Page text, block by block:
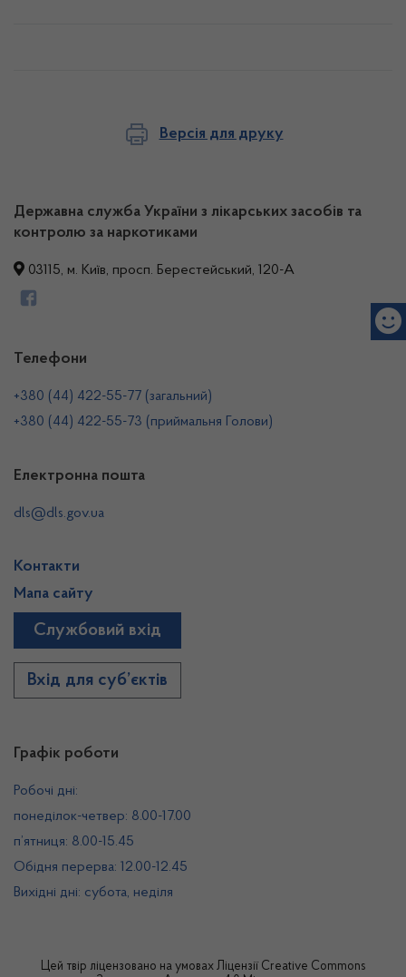
Версія для друку
Державна служба України з лікарських засобів та
контролю за наркотиками
03115, м. Київ, просп. Берестейський, 120-А
Графік роботи
Робочі дні:
понеділок-четвер: 8.00-17.00
п’ятниця: 8.00-15.45
Обідня перерва: 12.00-12.45
Вихідні дні: субота, неділя
Телефони
+380 (44) 422-55-77 (загальний)
+380 (44) 422-55-73 (приймальня Голови)
Електронна пошта
dls@dls.gov.ua
Контакти
Мапа сайту
Службовий вхід
Вхід для суб’єктів
Цей твір ліцензовано на умовах Ліцензії Creative Commons